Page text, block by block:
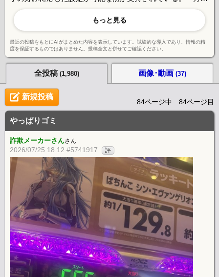
右打ち中の10R振り分けが体感的に50%より低いと感じる声
や、129タイプでも大ハマりが頻発するという出玉性能への
不満も見られる。夕方背景などのレア演出は存在するものの
当選率が低く、演出面では賛否が分かれている。カスタムの
自由度とエヴァならではの多彩な演出が魅力だが、出玉バラ
ンスには改善を求める意見もある機種。
もっと見る
最近の投稿をもとにAIがまとめた内容を表示しています。試験的な導入であり、情報の精
度を保証するものではありません。投稿全文と併せてご確認ください。
全投稿 (1,980) 画像･動画 (37)
新規投稿
84ページ中 84ページ目
やっぱりゴミ
詐欺メーカーさんさん
2026/07/25 18:12 #5741917 評